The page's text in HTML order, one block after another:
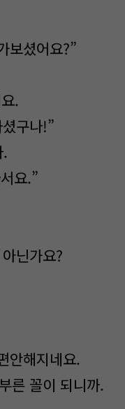
보셨어요?”
.
구나!”
.
요.”
닌가요?
안해지네요.
른 꼴이 되니까.